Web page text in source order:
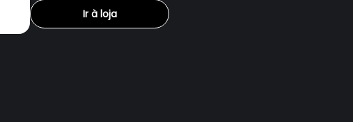
Ir à loja